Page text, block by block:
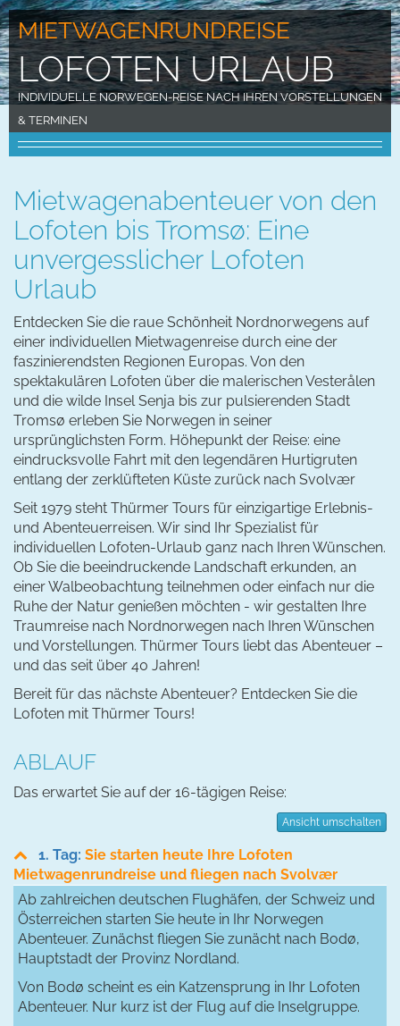
MIETWAGENRUNDREISE
LOFOTEN URLAUB
INDIVIDUELLE NORWEGEN-REISE NACH IHREN VORSTELLUNGEN
& TERMINEN
Mietwagenabenteuer von den
Lofoten bis Tromsø: Eine
unvergesslicher Lofoten
Urlaub
Entdecken Sie die raue Schönheit Nordnorwegens auf
einer individuellen Mietwagenreise durch eine der
faszinierendsten Regionen Europas. Von den
spektakulären Lofoten über die malerischen Vesterålen
und die wilde Insel Senja bis zur pulsierenden Stadt
Tromsø erleben Sie Norwegen in seiner
ursprünglichsten Form. Höhepunkt der Reise: eine
eindrucksvolle Fahrt mit den legendären Hurtigruten
entlang der zerklüfteten Küste zurück nach Svolvær
Seit 1979 steht Thürmer Tours für einzigartige Erlebnis-
und Abenteuerreisen. Wir sind Ihr Spezialist für
individuellen Lofoten-Urlaub ganz nach Ihren Wünschen.
Ob Sie die beeindruckende Landschaft erkunden, an
einer Walbeobachtung teilnehmen oder einfach nur die
Ruhe der Natur genießen möchten - wir gestalten Ihre
Traumreise nach Nordnorwegen nach Ihren Wünschen
und Vorstellungen. Thürmer Tours liebt das Abenteuer –
und das seit über 40 Jahren!
Bereit für das nächste Abenteuer? Entdecken Sie die
Lofoten mit Thürmer Tours!
ABLAUF
Das erwartet Sie auf der 16-tägigen Reise:
Ansicht umschalten
1. Tag: Sie starten heute Ihre Lofoten
Mietwagenrundreise und fliegen nach Svolvær
Ab zahlreichen deutschen Flughäfen, der Schweiz und
Österreichen starten Sie heute in Ihr Norwegen
Abenteuer. Zunächst fliegen Sie zunächt nach Bodø,
Hauptstadt der Provinz Nordland.
Von Bodø scheint es ein Katzensprung in Ihr Lofoten
Abenteuer. Nur kurz ist der Flug auf die Inselgruppe.